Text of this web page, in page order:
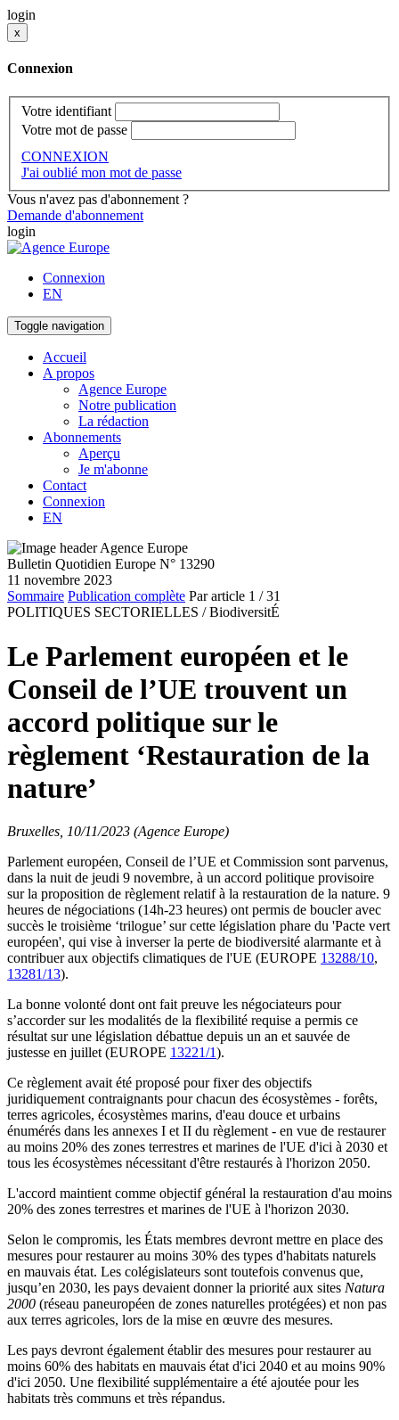
login
x
Connexion
Votre identifiant
Votre mot de passe
CONNEXION
J'ai oublié mon mot de passe
Vous n'avez pas d'abonnement ?
Demande d'abonnement
login
Connexion
EN
Toggle navigation
Accueil
A propos
Agence Europe
Notre publication
La rédaction
Abonnements
Aperçu
Je m'abonne
Contact
Connexion
EN
Bulletin Quotidien Europe N° 13290
11 novembre 2023
Sommaire Publication complète Par article 1 / 31
POLITIQUES SECTORIELLES / BiodiversitÉ
Le Parlement européen et le
Conseil de l’UE trouvent un
accord politique sur le
règlement ‘Restauration de la
nature’
Bruxelles, 10/11/2023 (Agence Europe)
Parlement européen, Conseil de l’UE et Commission sont parvenus,
dans la nuit de jeudi 9 novembre, à un accord politique provisoire
sur la proposition de règlement relatif à la restauration de la nature. 9
heures de négociations (14h-23 heures) ont permis de boucler avec
succès le troisième ‘trilogue’ sur cette législation phare du 'Pacte vert
européen', qui vise à inverser la perte de biodiversité alarmante et à
contribuer aux objectifs climatiques de l'UE (EUROPE 13288/10,
13281/13).
La bonne volonté dont ont fait preuve les négociateurs pour
s’accorder sur les modalités de la flexibilité requise a permis ce
résultat sur une législation débattue depuis un an et sauvée de
justesse en juillet (EUROPE 13221/1).
Ce règlement avait été proposé pour fixer des objectifs
juridiquement contraignants pour chacun des écosystèmes - forêts,
terres agricoles, écosystèmes marins, d'eau douce et urbains
énumérés dans les annexes I et II du règlement - en vue de restaurer
au moins 20% des zones terrestres et marines de l'UE d'ici à 2030 et
tous les écosystèmes nécessitant d'être restaurés à l'horizon 2050.
L'accord maintient comme objectif général la restauration d'au moins
20% des zones terrestres et marines de l'UE à l'horizon 2030.
Selon le compromis, les États membres devront mettre en place des
mesures pour restaurer au moins 30% des types d'habitats naturels
en mauvais état. Les colégislateurs sont toutefois convenus que,
jusqu’en 2030, les pays devaient donner la priorité aux sites Natura
2000 (réseau paneuropéen de zones naturelles protégées) et non pas
aux terres agricoles, lors de la mise en œuvre des mesures.
Les pays devront également établir des mesures pour restaurer au
moins 60% des habitats en mauvais état d'ici 2040 et au moins 90%
d'ici 2050. Une flexibilité supplémentaire a été ajoutée pour les
habitats très communs et très répandus.